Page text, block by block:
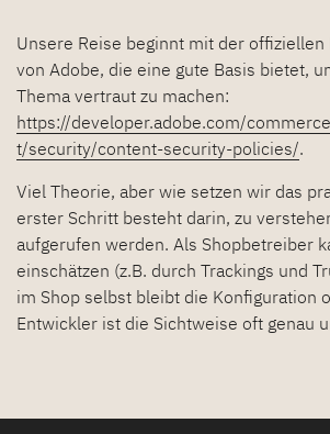
Unsere Reise beginnt mit der
von Adobe, die eine gute Basis bietet,
Thema vertraut zu machen:
https://developer.adobe.com/
t/security/content-security-policies/.
Viel Theorie, aber wie setzen wir das
erster Schritt besteht darin, zu
aufgerufen werden. Als Shopbetreiber
einschätzen (z.B. durch Trackings und
im Shop selbst bleibt die Konfiguration
Entwickler ist die Sichtweise oft genau